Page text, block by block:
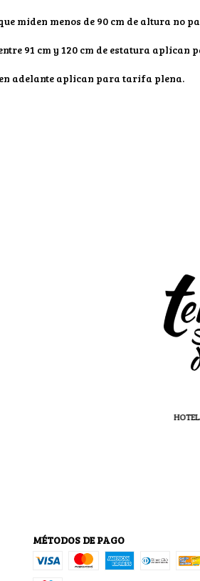
miden menos de 90 cm de altura no
91 cm y 120 cm de estatura aplican
en adelante aplican para tarifa plena.
MÉTODOS DE PAGO